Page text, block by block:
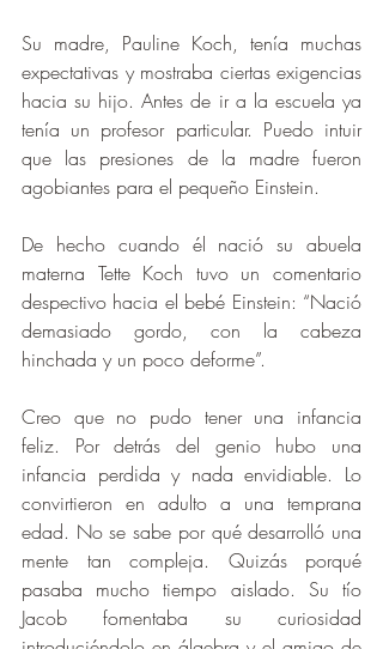
Su madre, Pauline Koch, tenía muchas
expectativas y mostraba ciertas exigencias
hacia su hijo. Antes de ir a la escuela ya
tenía un profesor particular. Puedo intuir
que las presiones de la madre fueron
agobiantes para el pequeño Einstein.
De hecho cuando él nació su abuela
materna Tette Koch tuvo un comentario
despectivo hacia el bebé Einstein: “Nació
demasiado gordo, con la cabeza
hinchada y un poco deforme”.
Creo que no pudo tener una infancia
feliz. Por detrás del genio hubo una
infancia perdida y nada envidiable. Lo
convirtieron en adulto a una temprana
edad. No se sabe por qué desarrolló una
mente tan compleja. Quizás porqué
pasaba mucho tiempo aislado. Su tío
Jacob fomentaba su curiosidad